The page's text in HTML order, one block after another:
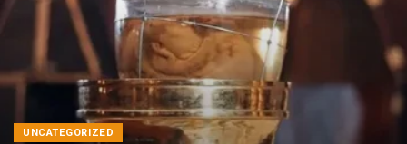
UNCATEGORIZED